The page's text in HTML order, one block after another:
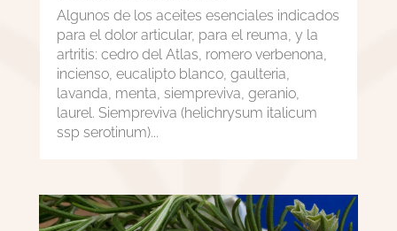
Algunos de los aceites esenciales indicados
para el dolor articular, para el reuma, y la
artritis: cedro del Atlas, romero verbenona,
incienso, eucalipto blanco, gaulteria,
lavanda, menta, siempreviva, geranio,
laurel. Siempreviva (helichrysum italicum
ssp serotinum)...